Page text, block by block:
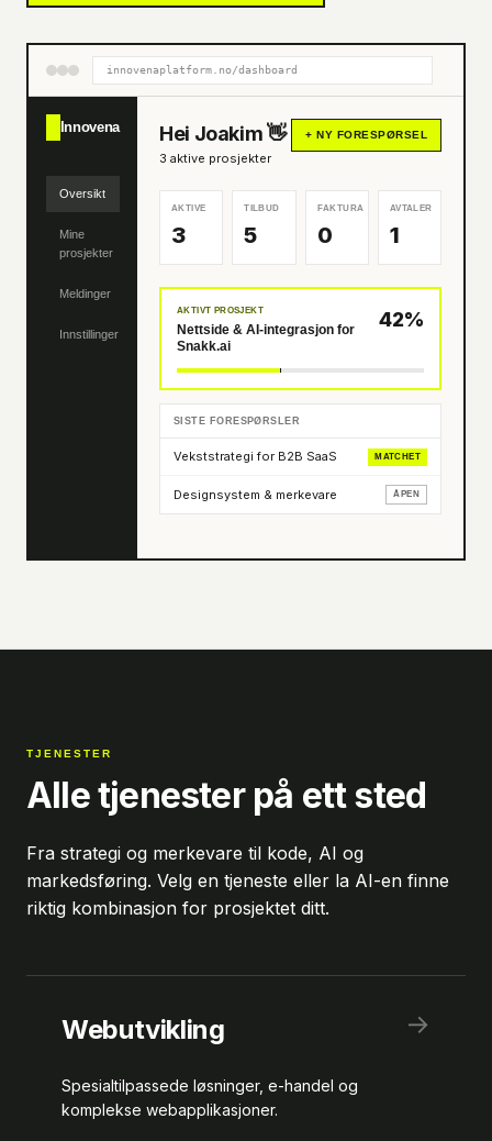
innovenaplatform.no/dashboard
Innovena
Oversikt
Mine
prosjekter
Meldinger
Innstillinger
Hei Joakim 👋
3 aktive prosjekter
+ NY FORESPØRSEL
AKTIVE
3
TILBUD
5
FAKTURA
0
AVTALER
1
AKTIVT PROSJEKT
Nettside & AI-integrasjon for
Snakk.ai
42%
SISTE FORESPØRSLER
Vekststrategi for B2B SaaS MATCHET
Designsystem & merkevare ÅPEN
TJENESTER
Alle tjenester på ett sted
Fra strategi og merkevare til kode, AI og
markedsføring. Velg en tjeneste eller la AI-en finne
riktig kombinasjon for prosjektet ditt.
Webutvikling →
Spesialtilpassede løsninger, e-handel og
komplekse webapplikasjoner.